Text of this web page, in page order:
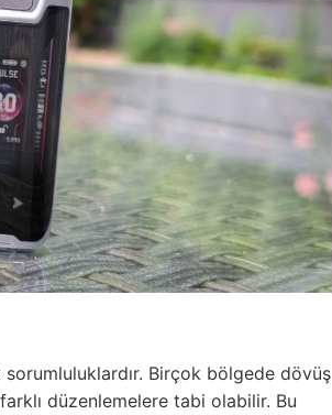
Birçok bölgede dövüş
farklı düzenlemelere tabi olabilir. Bu